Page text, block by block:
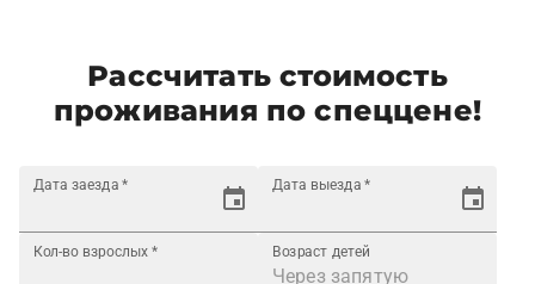
Рассчитать стоимость
проживания по спеццене!
Дата заезда * Дата выезда *
Кол-во взрослых * Возраст детей